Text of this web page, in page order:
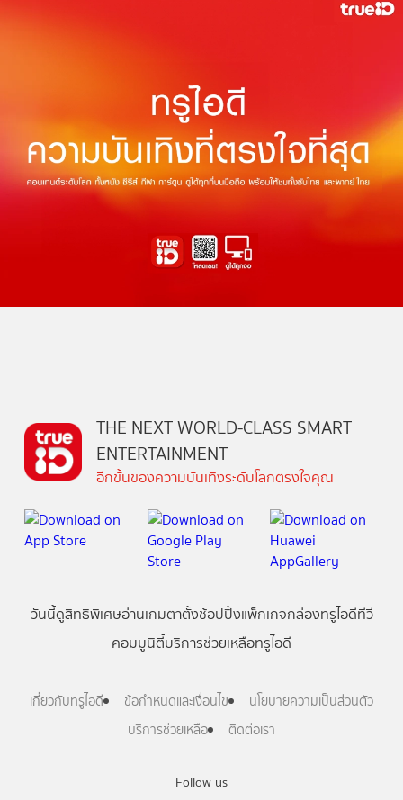
Follow us
THE NEXT WORLD-CLASS SMART
ENTERTAINMENT
อีกขั้นของความบันเทิงระดับโลกตรงใจคุณ
วันนี้ดูสิทธิพิเศษอ่านเกมตาตั้งช้อปปิ้งแพ็กเกจกล่องทรูไอดีทีวี
คอมมูนิตี้บริการช่วยเหลือทรูไอดี
เกี่ยวกับทรูไอดี ข้อกำหนดและเงื่อนไข
นโยบายความเป็นส่วนตัว
บริการช่วยเหลือ
ติดต่อเรา